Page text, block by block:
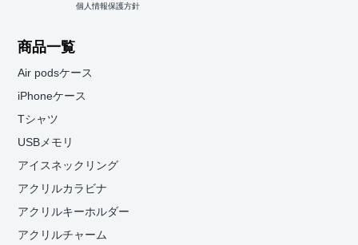
個人情報保護方針
商品一覧
Air podsケース
iPhoneケース
Tシャツ
USBメモリ
アイスネックリング
アクリルカラビナ
アクリルキーホルダー
アクリルチャーム